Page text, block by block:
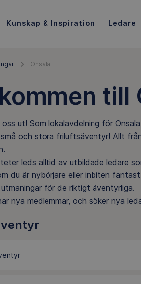
Kunskap & Inspiration Ledare
Onsala
till
ut! Som lokalavdelning för
och stora friluftsäventyr! Allt
leds alltid av utbildade ledare
du är nybörjare eller inbiten
för de riktigt äventyrliga.
nya medlemmar, och söker nya